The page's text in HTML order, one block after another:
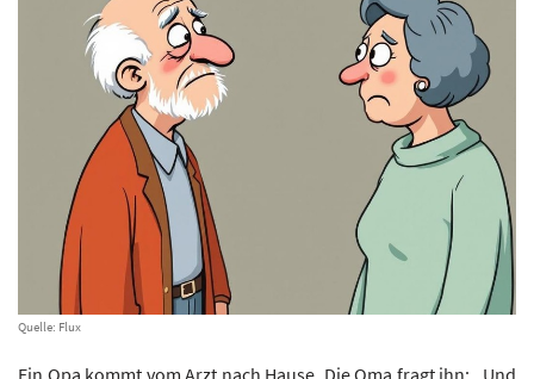
Quelle: Flux
Ein Opa kommt vom Arzt nach Hause. Die Oma fragt ihn: „Und